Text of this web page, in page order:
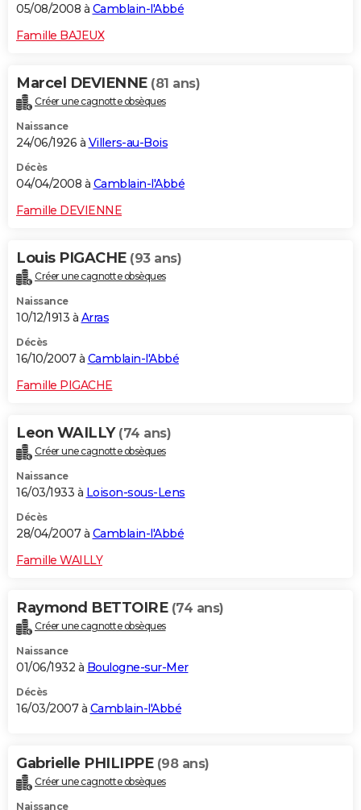
05/08/2008 à Camblain-l'Abbé
Famille BAJEUX
Marcel DEVIENNE (81 ans)
Créer une cagnotte obsèques
Naissance
24/06/1926 à Villers-au-Bois
Décès
04/04/2008 à Camblain-l'Abbé
Famille DEVIENNE
Louis PIGACHE (93 ans)
Créer une cagnotte obsèques
Naissance
10/12/1913 à Arras
Décès
16/10/2007 à Camblain-l'Abbé
Famille PIGACHE
Leon WAILLY (74 ans)
Créer une cagnotte obsèques
Naissance
16/03/1933 à Loison-sous-Lens
Décès
28/04/2007 à Camblain-l'Abbé
Famille WAILLY
Raymond BETTOIRE (74 ans)
Créer une cagnotte obsèques
Naissance
01/06/1932 à Boulogne-sur-Mer
Décès
16/03/2007 à Camblain-l'Abbé
Gabrielle PHILIPPE (98 ans)
Créer une cagnotte obsèques
Naissance